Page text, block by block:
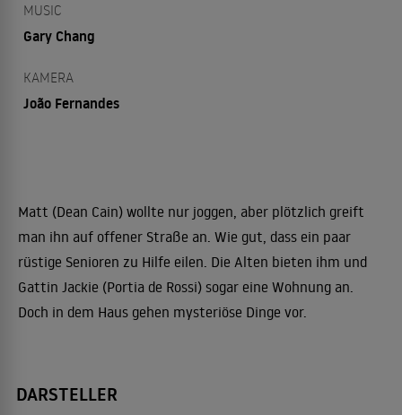
MUSIC
Gary Chang
KAMERA
João Fernandes
Matt (Dean Cain) wollte nur joggen, aber plötzlich greift
man ihn auf offener Straße an. Wie gut, dass ein paar
rüstige Senioren zu Hilfe eilen. Die Alten bieten ihm und
Gattin Jackie (Portia de Rossi) sogar eine Wohnung an.
Doch in dem Haus gehen mysteriöse Dinge vor.
DARSTELLER